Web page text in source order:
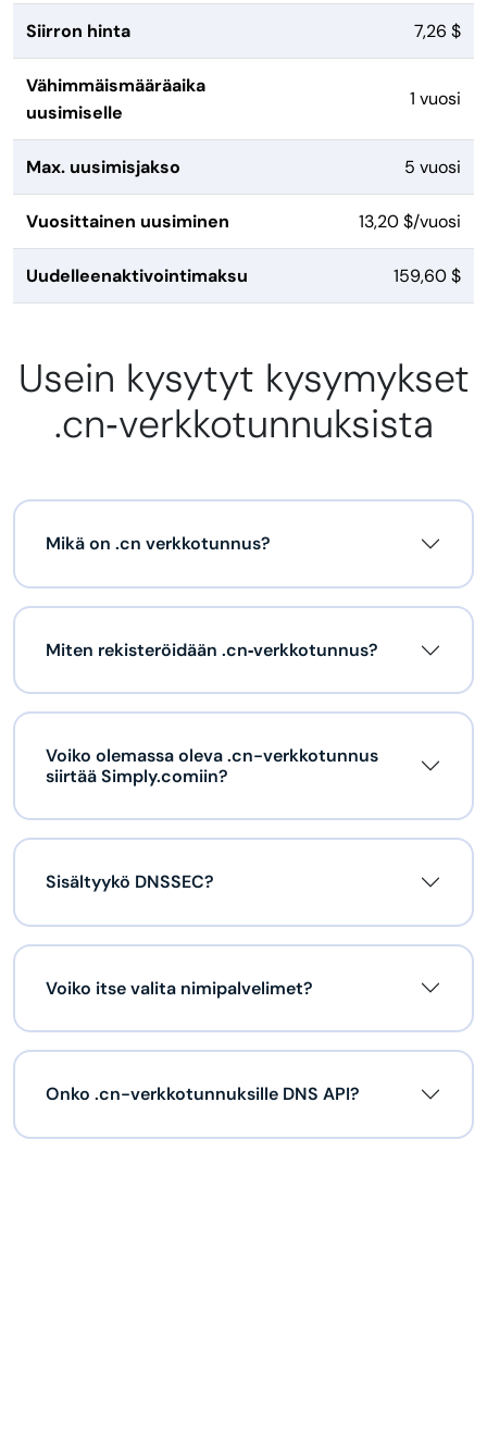
Siirron hinta 7,26 $
Vähimmäismääräaika
uusimiselle
1 vuosi
Max. uusimisjakso 5 vuosi
Vuosittainen uusiminen 13,20 $/vuosi
Uudelleenaktivointimaksu 159,60 $
Usein kysytyt kysymykset
.cn‑verkkotunnuksista
Mikä on .cn verkkotunnus?
Miten rekisteröidään .cn‑verkkotunnus?
Voiko olemassa oleva .cn-verkkotunnus
siirtää Simply.comiin?
Sisältyykö DNSSEC?
Voiko itse valita nimipalvelimet?
Onko .cn-verkkotunnuksille DNS API?